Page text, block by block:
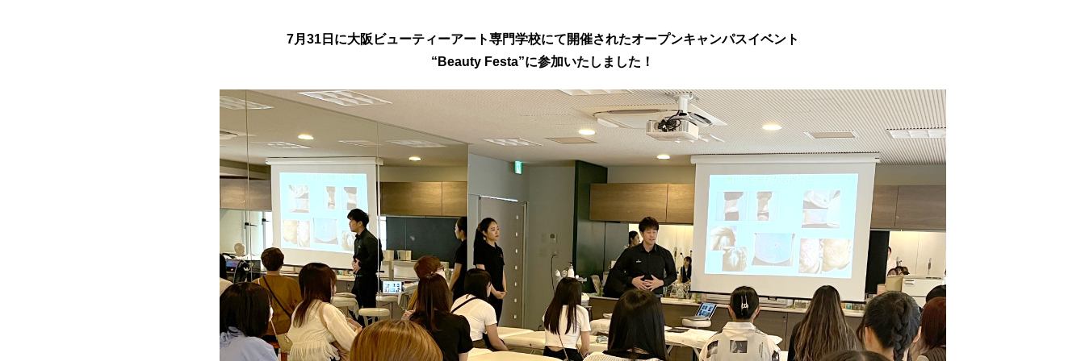
7月31日に大阪ビューティーアート専門学校にて開催されたオープンキャンパスイベント
“Beauty Festa”に参加いたしました！